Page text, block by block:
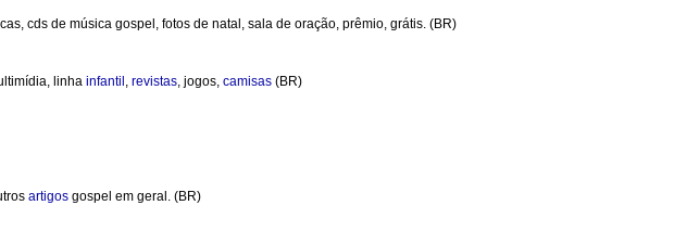
cds de música gospel, fotos de natal, sala de oração, prêmio, grátis. (BR)
linha infantil , revistas, jogos, camisas (BR)
artigos gospel em geral. (BR)